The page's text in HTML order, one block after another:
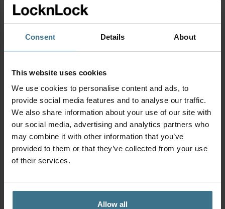
Consent Details About
This website uses cookies
We use cookies to personalise content and ads, to
provide social media features and to analyse our traffic.
We also share information about your use of our site with
our social media, advertising and analytics partners who
may combine it with other information that you’ve
provided to them or that they’ve collected from your use
of their services.
Allow all
Multicolor
Mix
520ml
Deksel geschikt voor de stapelbare bakjes van 520 ml
(HSM8430). De productcode vind je onderop het bakje.
Afmetingen van de deksel: 12.5 x 12.5 cm (zonder clipjes).
Los onderdeel
Al onze producten zijn BPA-vrij en PFAS-vrij
Geschikt voor magnetron, vaatwasser en
diepvries
Productinformatie
Geschikt voor